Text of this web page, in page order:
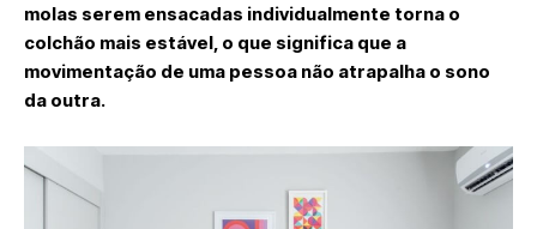
molas serem ensacadas individualmente torna o
colchão mais estável, o que significa que a
movimentação de uma pessoa não atrapalha o sono
da outra.